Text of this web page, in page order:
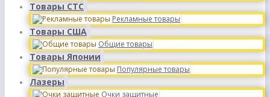
Товары СТС
Рекламные товары
Товары США
Общие товары
Товары Японии
Популярные товары
Лазеры
Очки защитные